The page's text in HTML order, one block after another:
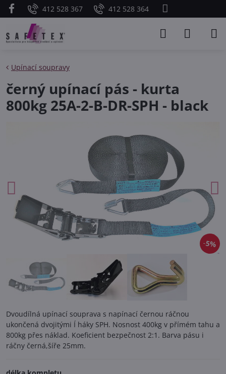
412 528 367 412 528 364
5%
Upínací soupravy
černý upínací pás - kurta
800kg 25A-2-B-DR-SPH - black
Dvoudílná upínací souprava s napínací černou ráčnou
ukončená dvojitými Í háky SPH. Nosnost 400kg v přímém tahu a
800kg přes náklad. Koeficient bezpečnost 2:1. Barva pásu i
ráčny černá,šíře 25mm.